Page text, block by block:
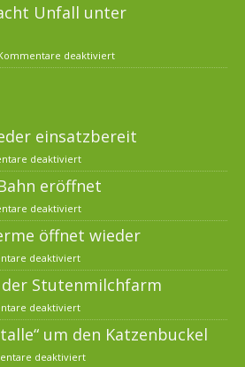
Unfall unter
deaktiviert
einsatzbereit
deaktiviert
eröffnet
deaktiviert
öffnet wieder
deaktiviert
Stutenmilchfarm
deaktiviert
um den Katzenbuckel
deaktiviert